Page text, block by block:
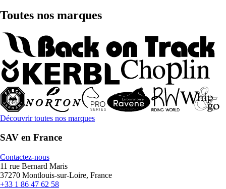
Toutes nos marques
Découvrir toutes nos marques
SAV en France
Contactez-nous
11 rue Bernard Maris
37270 Montlouis-sur-Loire, France
+33 1 86 47 62 58